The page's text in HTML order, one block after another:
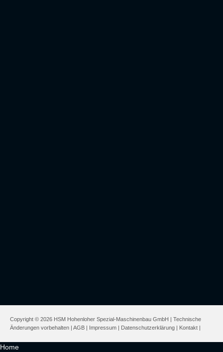
Copyright © 2026 HSM Hohenloher Spezial-Maschinenbau GmbH | Technische
Änderungen vorbehalten | AGB | Impressum | Datenschutzerklärung | Kontakt |
Home